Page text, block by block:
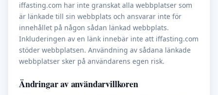
iffasting.com har inte granskat alla webbplatser som
är länkade till sin webbplats och ansvarar inte för
innehållet på någon sådan länkad webbplats.
Inkluderingen av en länk innebär inte att iffasting.com
stöder webbplatsen. Användning av sådana länkade
webbplatser sker på användarens egen risk.
Ändringar av användarvillkoren